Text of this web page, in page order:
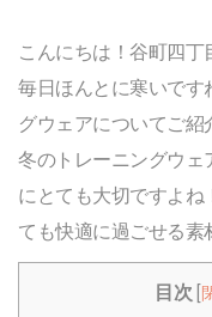
こんにちは！谷町四丁
毎日ほんとに寒いで
グウェアについてご紹
冬のトレーニングウ
にとても大切ですよ
ても快適に過ごせる素
目次